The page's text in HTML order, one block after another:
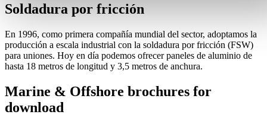
Soldadura por fricción
En 1996, como primera compañía mundial del sector, adoptamos la
producción a escala industrial con la soldadura por fricción (FSW)
para uniones. Hoy en día podemos ofrecer paneles de aluminio de
hasta 18 metros de longitud y 3,5 metros de anchura.
Marine & Offshore brochures for
download